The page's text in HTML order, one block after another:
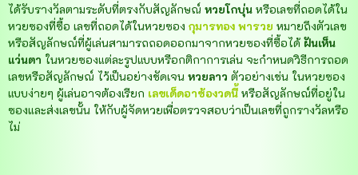
ได้รับรางวัลตามระดับที่ตรงกับสัญลักษณ์ หวยโกบุ่น หรือเลขที่ถอดได้ใน
หวยซองที่ซื้อ เลขที่ถอดได้ในหวยซอง กุมารทอง พารวย หมายถึงตัวเลข
หรือสัญลักษณ์ที่ผู้เล่นสามารถถอดออกมาจากหวยซองที่ซื้อได้ ฝันเห็น
แว่นตา ในหวยซองแต่ละรูปแบบหรือกติกาการเล่น จะกำหนดวิธีการถอด
เลขหรือสัญลักษณ์ ไว้เป็นอย่างชัดเจน หวยลาว ตัวอย่างเช่น ในหวยซอง
แบบง่ายๆ ผู้เล่นอาจต้องเรียก เลขเด็ดอาซ้องวดนี้ หรือสัญลักษณ์ที่อยู่ใน
ซองและส่งเลขนั้น ให้กับผู้จัดหวยเพื่อตรวจสอบว่าเป็นเลขที่ถูกรางวัลหรือ
ไม่